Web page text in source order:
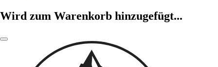
Wird zum Warenkorb hinzugefügt...